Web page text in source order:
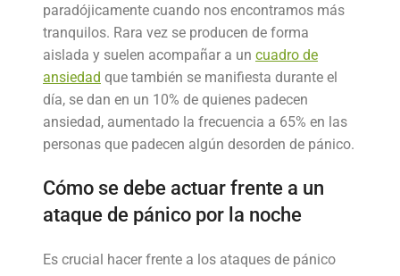
paradójicamente cuando nos encontramos más
tranquilos. Rara vez se producen de forma
aislada y suelen acompañar a un cuadro de
ansiedad que también se manifiesta durante el
día, se dan en un 10% de quienes padecen
ansiedad, aumentado la frecuencia a 65% en las
personas que padecen algún desorden de pánico.
Cómo se debe actuar frente a un
ataque de pánico por la noche
Es crucial hacer frente a los ataques de pánico